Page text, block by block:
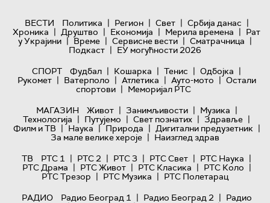
ВЕСТИ Политика | Регион | Свет | Србија данас |
Хроника | Друштво | Економија | Мерила времена | Рат
у Украјини | Време | Сервисне вести | Сматрачница |
Подкаст | ЕУ могућности 2026
СПОРТ
Фудбал | Кошарка | Тенис | Одбојка |
Рукомет | Ватерполо | Атлетика | Ауто-мото | Остали
спортови | Меморијал РТС
МАГАЗИН
Живот | Занимљивости | Музика |
Технологијa | Путујемо | Свет познатих | Здравље |
Филм и ТВ | Наука | Природа | Дигитални предузетник |
За мале велике хероје | Наизглед здрав
ТВ
РТС 1 | РТС 2 | РТС 3 | РТС Свет | РТС Наука |
РТС Драма | РТС Живот | РТС Класика | РТС Коло |
РТС Трезор | РТС Музика | РТС Полетарац
РАДИО
Радио Београд 1 | Радио Београд 2 | Радио